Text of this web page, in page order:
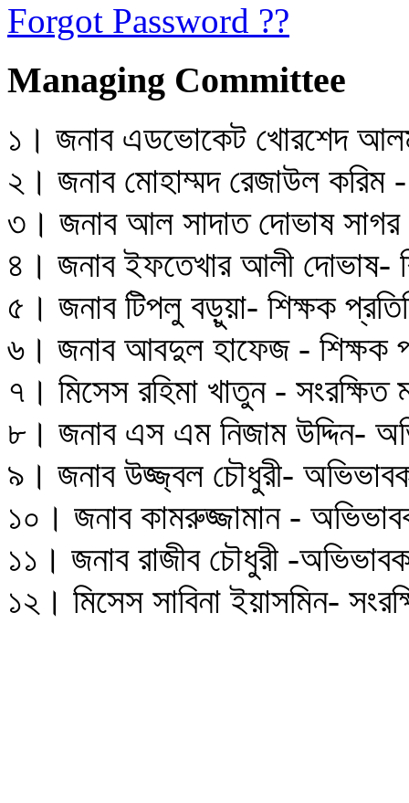
Forgot Password ??
Managing Committee
১। জনাব এডভোকেট খোরশেদ
২। জনাব মোহাম্মদ রেজাউল করিম
৩। জনাব আল সাদাত দোভাষ সাগর
৪। জনাব ইফতেখার আলী দোভাষ-
৫। জনাব টিপলু বড়ুয়া- শিক্ষক
৬। জনাব আবদুল হাফেজ - শিক্ষক
৭। মিসেস রহিমা খাতুন - সংরক্ষিত
৮। জনাব এস এম নিজাম উদ্দিন-
৯। জনাব উজ্জ্বল চৌধুরী-
১০। জনাব কামরুজ্জামান -
১১। জনাব রাজীব চৌধুরী -
১২। মিসেস সাবিনা ইয়াসমিন-